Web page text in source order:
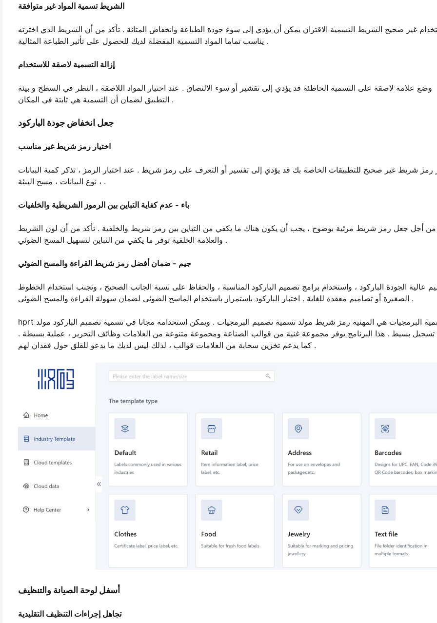
الشريط تسمية المواد غير متوافقة
غير صحيح الشريط التسمية الاقتران يمكن أن يؤدي إلى سوء جودة الطباعة وانخفاض المتانة . تأكد من أن الشريط الذي اخترته
يناسب تماما المواد التسمية المفضلة لديك للحصول على تأثير الطباعة المثالية .
إزالة التسمية لاصقة للاستخدام
وضع علامة لاصقة على التسمية الخاطئة قد يؤدي إلى تقشير أو سوء الالتصاق . عند اختيار المواد اللاصقة ، النظر في السطح و بيئة
التطبيق لضمان أن التسمية هي ثابتة في المكان .
جعل انخفاض جودة الباركود
اختيار رمز شريط غير مناسب
رمز شريط غير صحيح للتطبيقات الخاصة بك قد يؤدي إلى تفسير أو التعرف على رمز شريط . عند اختيار الرمز ، تذكر كمية البيانات
، نوع البيانات ، مسح البيئة .
باء - عدم كفاية التباين بين الرموز الشريطية والخلفيات
من أجل جعل رمز شريط مرئية بوضوح ، يجب أن يكون هناك ما يكفي من التباين بين رمز شريط والخلفية . تأكد من أن لون الشريط
والعلامة الخلفية توفر ما يكفي من التباين لتسهيل المسح الضوئي .
جيم - ضمان أفضل رمز شريط القراءة والمسح الضوئي
عالية الجودة الباركود ، واستخدام برامج تصميم الباركود المناسبة ، والحفاظ على نسبة الجانب الصحيح ، وتجنب استخدام الخطوط
الصغيرة أو تصاميم معقدة للغاية . اختبار الباركود باستمرار باستخدام الماسح الضوئي لضمان سهولة القراءة والمسح الضوئي .
hprt التسمية البرمجيات هي المهنية رمز شريط مولد تسمية تصميم البرمجيات . ويمكن استخدامه مجانا في تسمية تصميم الباركود مولد
تسجيل بسيط . هذا البرنامج يوفر مجموعة غنية من قوالب الصناعة ومجموعة متنوعة من العلامات وظائف التحرير ، عملية بسيطة .
كما يدعم تخزين سحابة من العلامات قوالب ، لذلك ليس لديك ما يدعو للقلق حول فقدان لهم .
أسفل لوحة الصيانة والتنظيف
تجاهل إجراءات التنظيف التقليدية